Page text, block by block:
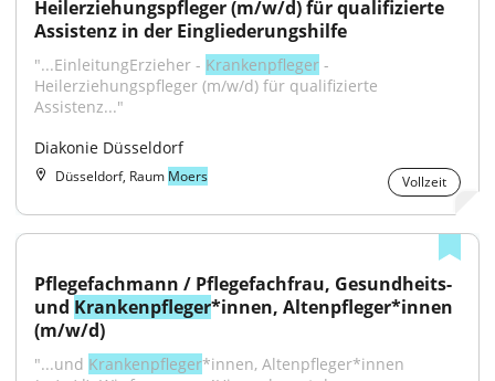
Heilerziehungspfleger (m/w/d) für qualifizierte
Assistenz in der Eingliederungshilfe
"...EinleitungErzieher - Krankenpfleger -
Heilerziehungspfleger (m/w/d) für qualifizierte
Assistenz..."
Diakonie Düsseldorf
Düsseldorf, Raum Moers Vollzeit
Pflegefachmann / Pflegefachfrau, Gesundheits-
und Krankenpfleger*innen, Altenpfleger*innen
(m/w/d)
"...und Krankenpfleger*innen, Altenpfleger*innen